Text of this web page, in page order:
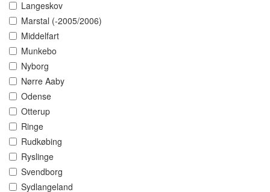
Langeskov
Marstal (-2005/2006)
Middelfart
Munkebo
Nyborg
Nørre Aaby
Odense
Otterup
Ringe
Rudkøbing
Ryslinge
Svendborg
Sydlangeland